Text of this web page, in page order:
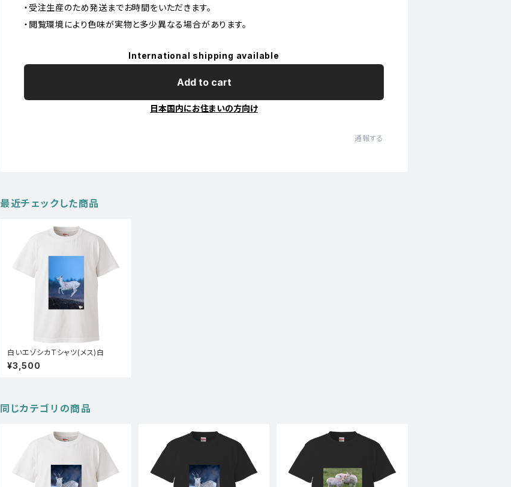
・受注生産のため発送までお時間をいただきます。
・閲覧環境により色味が実物と多少異なる場合があります。
International shipping available
Add to cart
日本国内にお住まいの方向け
通報する
最近チェックした商品
白いエゾシカTシャツ(メス)白
¥3,500
同じカテゴリの商品